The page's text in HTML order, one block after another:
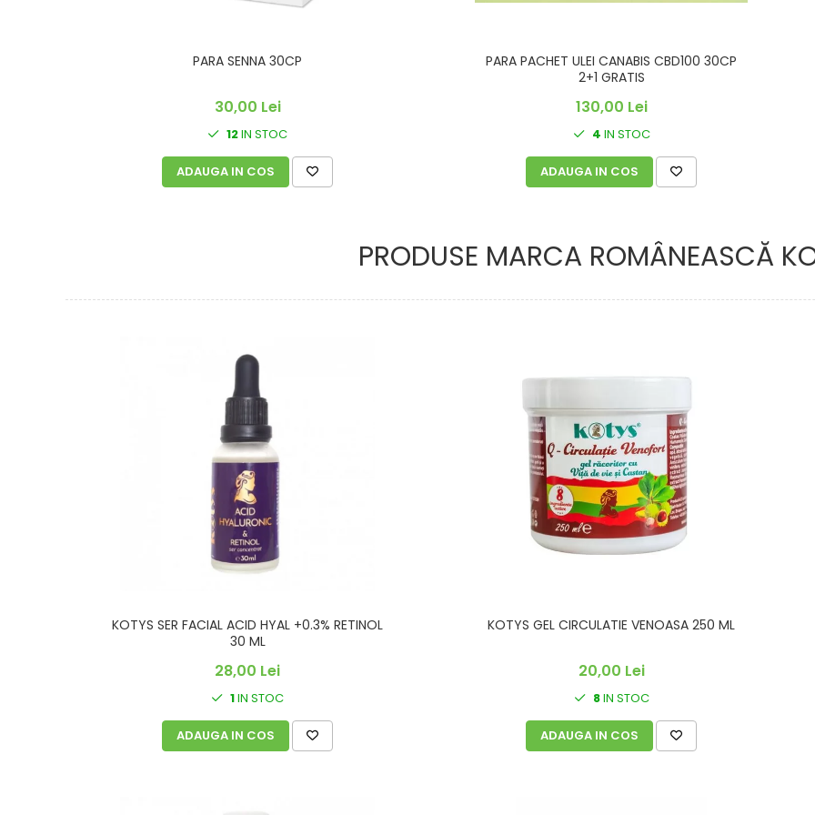
PARA SENNA 30CP
30,00 Lei
12IN STOC
ADAUGA IN COS
PARA PACHET ULEI CANABIS CBD100 30CP
2+1 GRATIS
130,00 Lei
4 IN STOC
ADAUGA IN COS
PRODUSE MARCA ROMÂNEASCĂ
KOTYS SER FACIAL ACID HYAL +0.3% RETINOL
30 ML
28,00 Lei
1IN STOC
ADAUGA IN COS
KOTYS GEL CIRCULATIE VENOASA 250 ML
20,00 Lei
8IN STOC
ADAUGA IN COS